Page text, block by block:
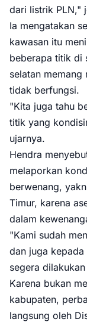
dari listrik PLN,"
Ia mengatakan
kawasan itu
beberapa titik di
selatan memang
tidak berfungsi.
"Kita juga tahu
titik yang
ujarnya.
Hendra
melaporkan
berwenang,
Timur, karena
dalam
"Kami sudah
dan juga
segera
Karena bukan
kabupaten,
langsung oleh